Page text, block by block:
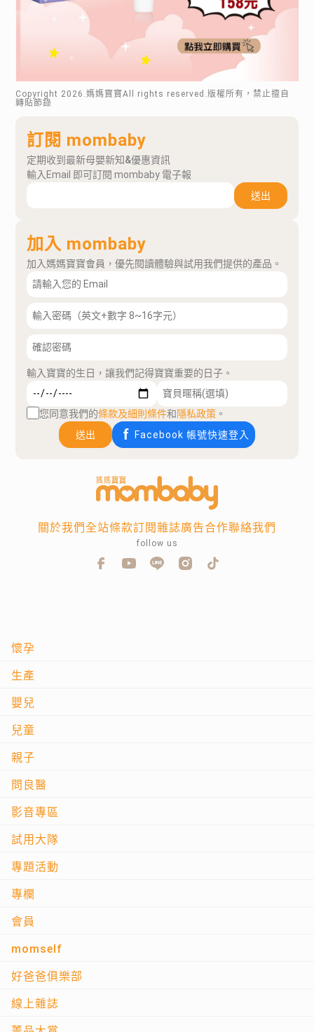
Copyright 2026 .媽媽寶寶All rights reserved.版權所有，禁止擅自
轉貼節錄
訂閱 mombaby
定期收到最新母嬰新知&優惠資訊
輸入Email 即可訂閱 mombaby 電子報
送出
加入 mombaby
加入媽媽寶寶會員，優先閱讀體驗與試用我們提供的產品。
輸入寶寶的生日，讓我們記得寶寶重要的日子。
您同意我們的條款及細則條件和隱私政策 。
送出
Facebook 帳號快速登入
懷孕
生產
嬰兒
兒童
親子
問良醫
影音專區
試用大隊
專題活動
專欄
會員
momself
好爸爸俱樂部
線上雜誌
關於我們全站條款訂閱雜誌廣告合作聯絡我們
follow us